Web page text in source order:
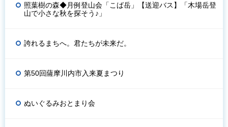
照葉樹の森◆月例登山会「こば岳」【送迎バス】「木場岳登
山で小さな秋を探そう♪」
誇れるまちへ。君たちが未来だ。
第50回薩摩川内市入来夏まつり
ぬいぐるみおとまり会